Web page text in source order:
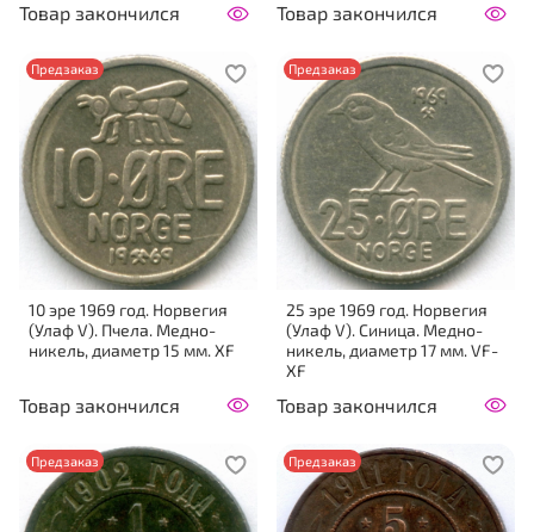
Товар закончился Товар закончился
Предзаказ
10 эре 1969 год. Норвегия
(Улаф V). Пчела. Медно-
никель, диаметр 15 мм. XF
Товар закончился
Предзаказ
25 эре 1969 год. Норвегия
(Улаф V). Синица. Медно-
никель, диаметр 17 мм. VF-
XF
Товар закончился
Предзаказ Предзаказ